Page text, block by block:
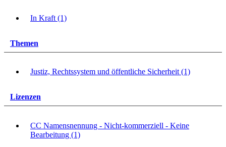
In Kraft (1)
Themen
Justiz, Rechtssystem und öffentliche Sicherheit (1)
Lizenzen
CC Namensnennung - Nicht-kommerziell - Keine
Bearbeitung (1)